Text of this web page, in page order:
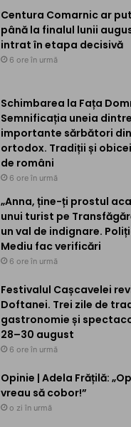
Centura Comarnic ar
până la finalul lunii
intrat în etapa decisivă
6 ore în urmă
Schimbarea la Fața
Semnificația uneia
importante sărbători
ortodox. Tradiții și
de români
6 ore în urmă
„Anna, ține-ți prostul
unui turist pe
un val de indignare.
Mediu fac verificări
6 ore în urmă
Festivalul Cașcavelei
Doftanei. Trei zile de
gastronomie și
28–30 august
6 ore în urmă
Opinie | Adela Frățilă:
vreau să cobor!”
o zi în urmă